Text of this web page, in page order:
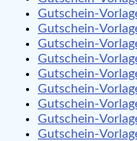
Gutschein-
Gutschein-
Gutschein-
Gutschein-
Gutschein-
Gutschein-
Gutschein-
Gutschein-
Gutschein-